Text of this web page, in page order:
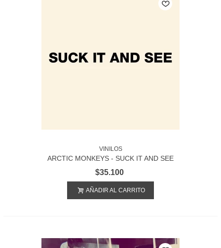
VINILOS
ARCTIC MONKEYS - SUCK IT AND SEE
$35.100
AÑADIR AL CARRITO